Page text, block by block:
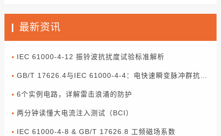
最新资讯
IEC 61000-4-12 振铃波抗扰度试验标准解析
6个实例电路，详解雷击浪涌的防护
两分钟读懂大电流注入测试（BCI）
IEC 61000-4-8 & GB/T 17626.8 工频磁场系数